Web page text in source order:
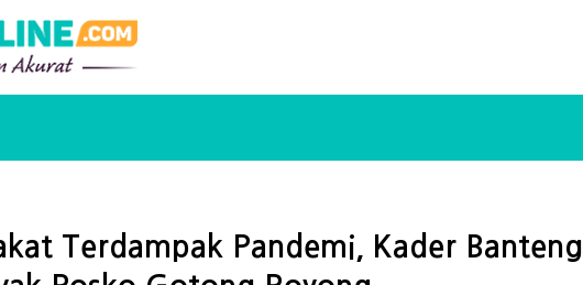
Terdampak Pandemi, Kader Banteng